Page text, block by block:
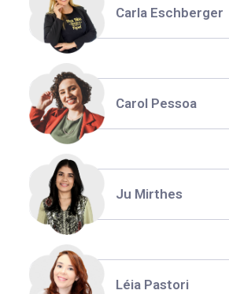
Carla Eschberger
Carol Pessoa
Ju Mirthes
Léia Pastori